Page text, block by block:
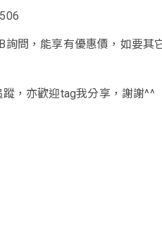
問，能享有優惠價，如要其
，亦歡迎tag我分享，謝謝^^